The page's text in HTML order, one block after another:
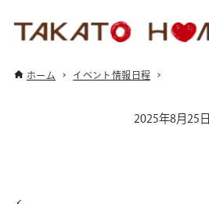
ホーム イベント情報日程
2025年8月25日